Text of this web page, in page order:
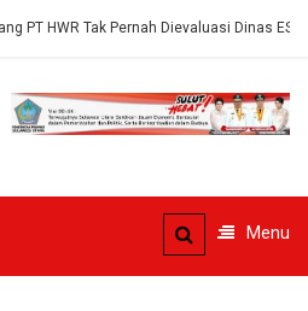
Tak Pernah Dievaluasi Dinas ESDM
Menu